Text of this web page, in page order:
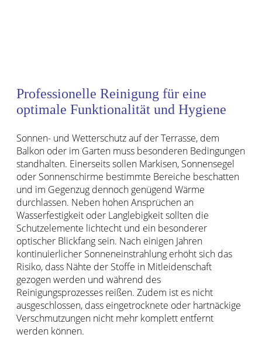
Professionelle Reinigung für eine
optimale Funktionalität und Hygiene
Sonnen- und Wetterschutz auf der Terrasse, dem
Balkon oder im Garten muss besonderen Bedingungen
standhalten. Einerseits sollen Markisen, Sonnensegel
oder Sonnenschirme bestimmte Bereiche beschatten
und im Gegenzug dennoch genügend Wärme
durchlassen. Neben hohen Ansprüchen an
Wasserfestigkeit oder Langlebigkeit sollten die
Schutzelemente lichtecht und ein besonderer
optischer Blickfang sein. Nach einigen Jahren
kontinuierlicher Sonneneinstrahlung erhöht sich das
Risiko, dass Nähte der Stoffe in Mitleidenschaft
gezogen werden und während des
Reinigungsprozesses reißen. Zudem ist es nicht
ausgeschlossen, dass eingetrocknete oder hartnäckige
Verschmutzungen nicht mehr komplett entfernt
werden können.